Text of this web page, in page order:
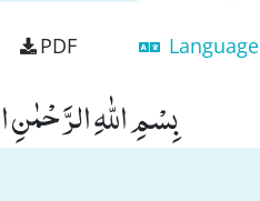
PDF Language
بِسْمِ اللّٰهِ